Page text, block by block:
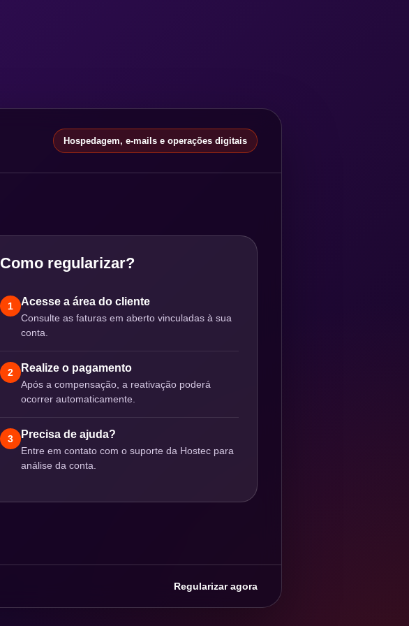
Hospedagem, e-mails e operações digitais
Como regularizar?
1 Acesse a área do cliente
Consulte as faturas em aberto vinculadas à sua
conta.
2 Realize o pagamento
Após a compensação, a reativação poderá
ocorrer automaticamente.
3 Precisa de ajuda?
Entre em contato com o suporte da Hostec para
análise da conta.
Regularizar agora